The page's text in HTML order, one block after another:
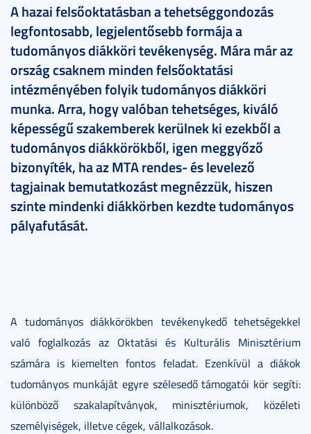
A hazai felsőoktatásban a tehetséggondozás
legfontosabb, legjelentősebb formája a
tudományos diákköri tevékenység. Mára már az
ország csaknem minden felsőoktatási
intézményében folyik tudományos diákköri
munka. Arra, hogy valóban tehetséges, kiváló
képességű szakemberek kerülnek ki ezekből a
tudományos diákkörökből, igen meggyőző
bizonyíték, ha az MTA rendes- és levelező
tagjainak bemutatkozást megnézzük, hiszen
szinte mindenki diákkörben kezdte tudományos
pályafutását.
A tudományos diákkörökben tevékenykedő tehetségekkel
való foglalkozás az Oktatási és Kulturális Minisztérium
számára is kiemelten fontos feladat. Ezenkívül a diákok
tudományos munkáját egyre szélesedő támogatói kör segíti:
különböző szakalapítványok, minisztériumok, közéleti
személyiségek, illetve cégek, vállalkozások.